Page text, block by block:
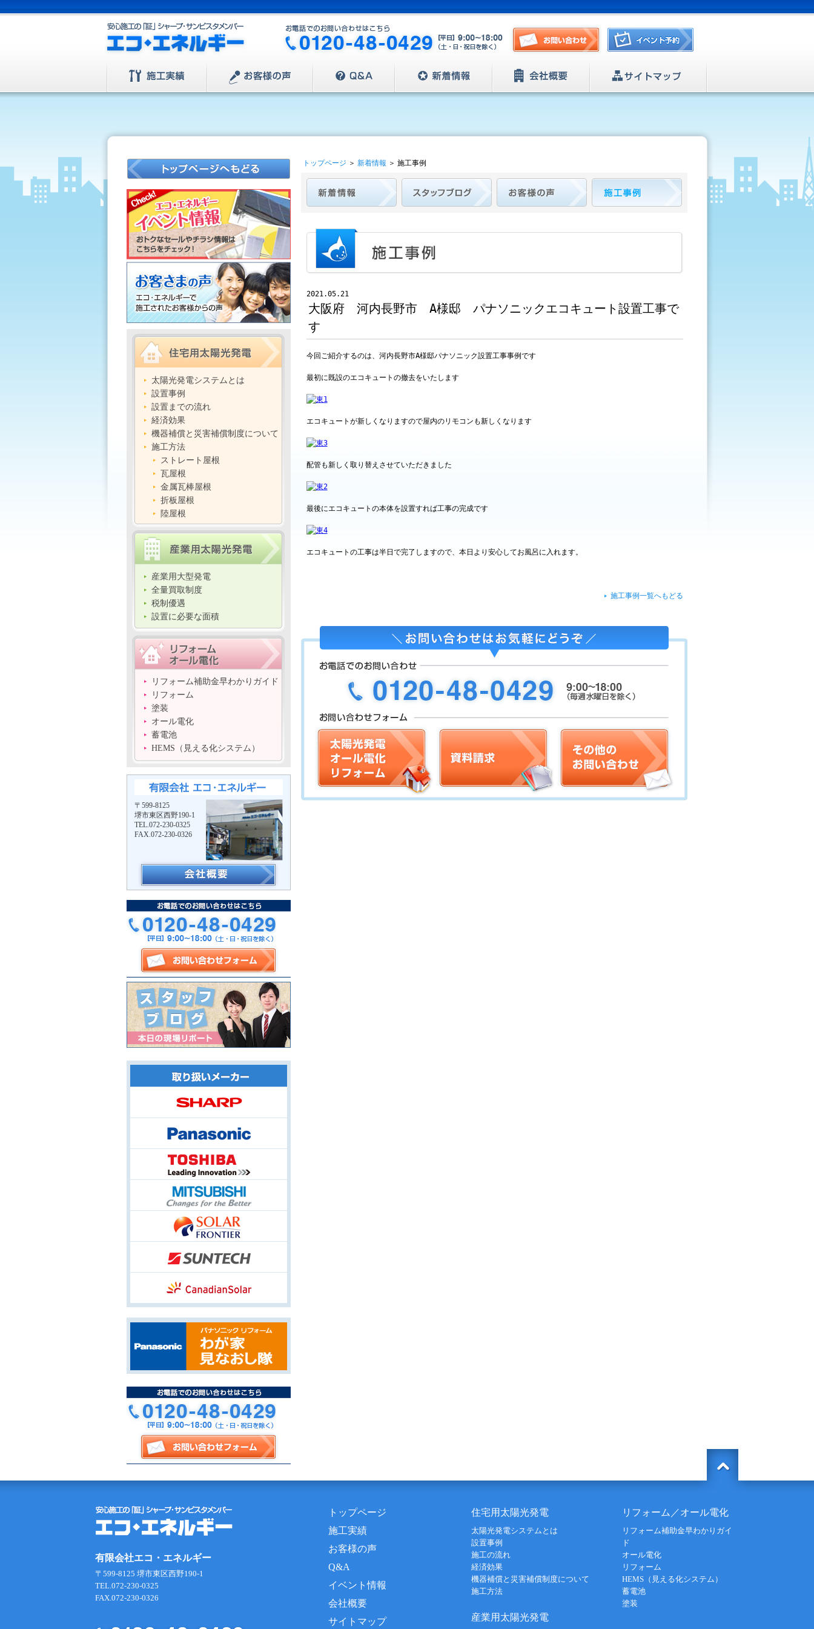
太陽光発電システムとは
設置事例
設置までの流れ
経済効果
機器補償と災害補償制度について
施工方法
ストレート屋根
瓦屋根
金属瓦棒屋根
折板屋根
陸屋根
産業用大型発電
全量買取制度
税制優遇
設置に必要な面積
リフォーム補助金早わかりガイド
リフォーム
塗装
オール電化
蓄電池
HEMS（見える化システム）
〒599-8125
堺市東区西野190-1
TEL.072-230-0325
FAX.072-230-0326
トップページ ＞ 新着情報 ＞ 施工事例
2021.05.21
大阪府 河内長野市 A様邸 パナソニックエコキュート設置工事で
す
今回ご紹介するのは、河内長野市A様邸パナソニック設置工事事例です
最初に既設のエコキュートの撤去をいたします
エコキュートが新しくなりますので屋内のリモコンも新しくなります
配管も新しく取り替えさせていただきました
最後にエコキュートの本体を設置すれば工事の完成です
エコキュートの工事は半日で完了しますので、本日より安心してお風呂に入れます。
施工事例一覧へもどる
有限会社エコ・エネルギー
〒599-8125 堺市東区西野190-1
TEL.072-230-0325
FAX.072-230-0326
トップページ
施工実績
お客様の声
Q&A
イベント情報
会社概要
サイトマップ
住宅用太陽光発電
太陽光発電システムとは
設置事例
施工の流れ
経済効果
機器補償と災害補償制度について
施工方法
産業用太陽光発電
リフォーム／オール電化
リフォーム補助金早わかりガイ
ド
オール電化
リフォーム
HEMS（見える化システム）
蓄電池
塗装